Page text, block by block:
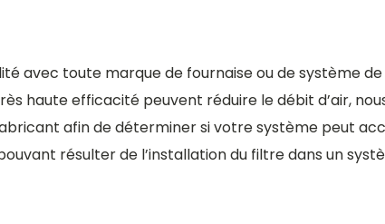
avec toute marque de fournaise ou de système
haute efficacité peuvent réduire le débit d’air,
afin de déterminer si votre système peut
résulter de l’installation du filtre dans un